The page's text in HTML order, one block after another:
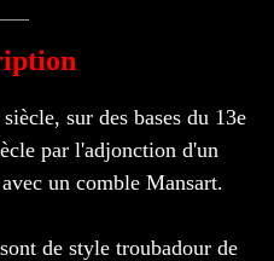
sur des bases du 13e
par l'adjonction d'un
un comble Mansart.
de style troubadour de